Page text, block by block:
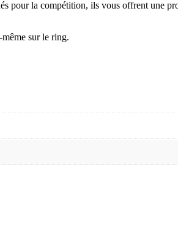
pour la compétition, ils vous offrent une
sur le ring.